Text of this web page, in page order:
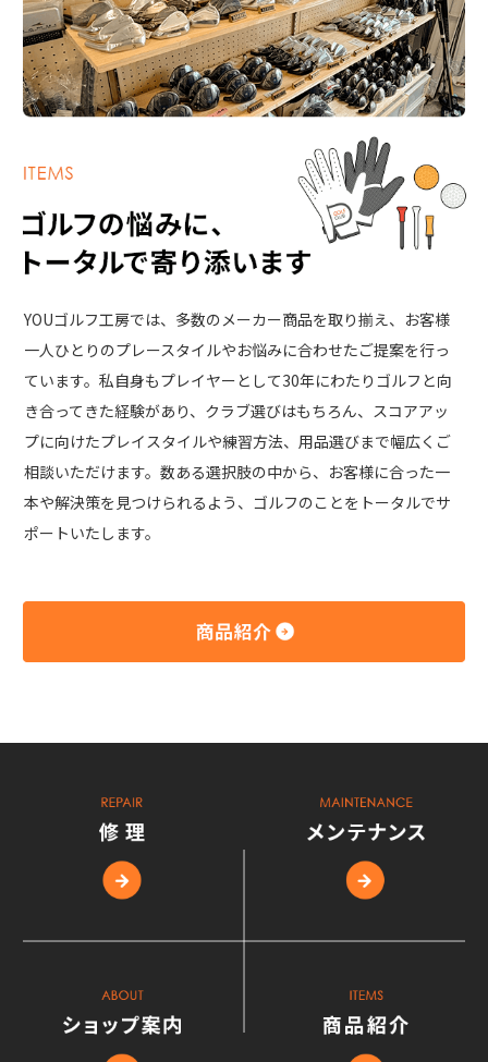
YOUゴルフ工房では、多数のメーカー商品を取り揃え、お客様
一人ひとりのプレースタイルやお悩みに合わせたご提案を行っ
ています。私自身もプレイヤーとして30年にわたりゴルフと向
き合ってきた経験があり、クラブ選びはもちろん、スコアアッ
プに向けたプレイスタイルや練習方法、用品選びまで幅広くご
相談いただけます。数ある選択肢の中から、お客様に合った一
本や解決策を見つけられるよう、ゴルフのことをトータルでサ
ポートいたします。